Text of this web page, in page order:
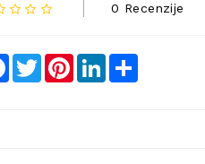
0 Recenzije
Facebook
TwitterPinterestLinkedIn